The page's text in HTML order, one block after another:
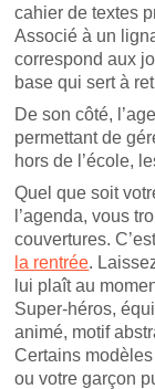
cahier de textes
Associé à un
correspond aux
base qui sert à
De son côté,
permettant de
hors de l’école,
Quel que soit
l’agenda, vous
couvertures.
la rentrée.
lui plaît au
Super-héros,
animé, motif
Certains
ou votre garçon